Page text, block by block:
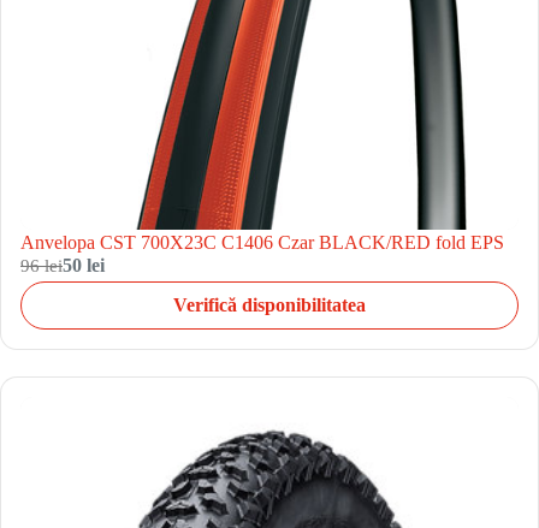
Anvelopa CST 700X23C C1406 Czar BLACK/RED fold EPS
96 lei50 lei
Verifică disponibilitatea